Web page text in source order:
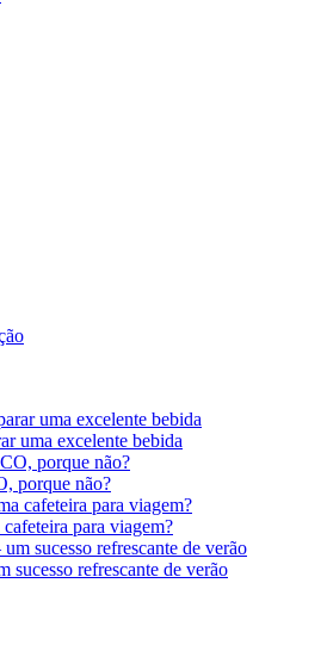
uma excelente bebida
porque não?
para viagem?
sucesso refrescante de verão